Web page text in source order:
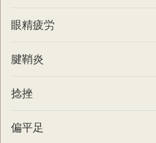
眼精疲労
腱鞘炎
捻挫
偏平足